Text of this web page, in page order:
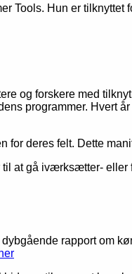
Tools. Hun er tilknyttet
og forskere med
programmer. Hvert
deres felt. Dette
at gå iværksætter-
rapport om